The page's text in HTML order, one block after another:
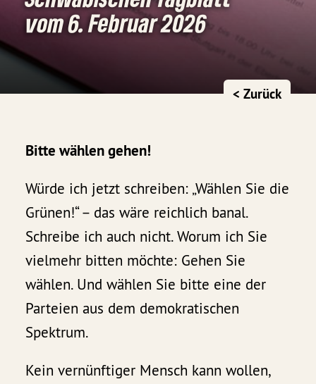
vom 6. Februar 2026
< Zurück
Bitte wählen gehen!
Würde ich jetzt schreiben: „Wählen Sie die
Grünen!“ – das wäre reichlich banal.
Schreibe ich auch nicht. Worum ich Sie
vielmehr bitten möchte: Gehen Sie
wählen. Und wählen Sie bitte eine der
Parteien aus dem demokratischen
Spektrum.
Kein vernünftiger Mensch kann wollen,